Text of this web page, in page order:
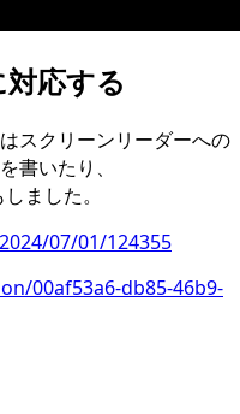
応する
スクリーンリーダーへの
書いたり、
ました。
07/01/124355
00af53a6-db85-46b9-